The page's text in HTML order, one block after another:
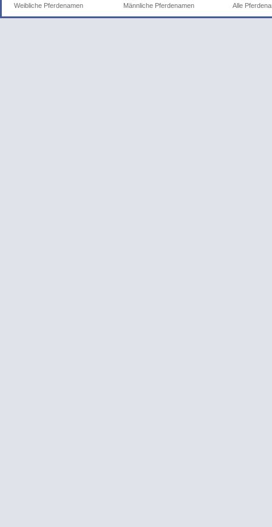
Weibliche Pferdenamen Männliche Pferdenamen Alle